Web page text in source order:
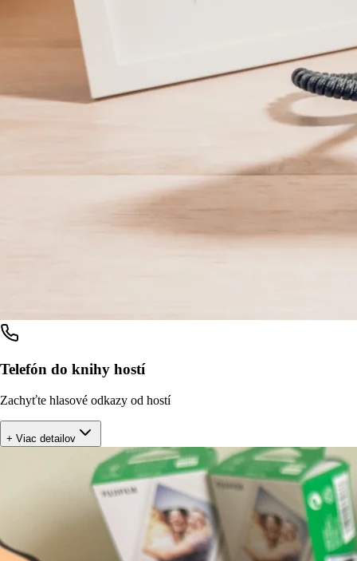
Telefón do knihy hostí
Zachyťte hlasové odkazy od hostí
+ Viac detailov